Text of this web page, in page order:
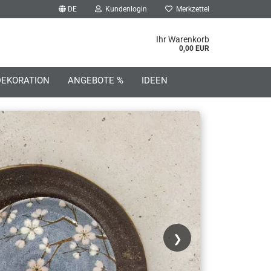
DE Kundenlogin
erstellen
vergessen?
Merkzettel
Ihr Warenkorb
0,00 EUR
ANGEBOTE % IDEEN
❯